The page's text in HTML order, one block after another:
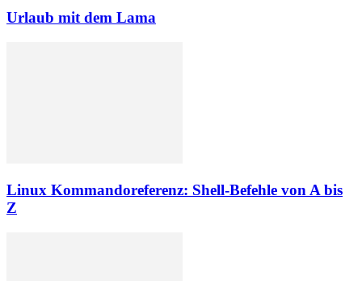
Urlaub mit dem Lama
Linux Kommandoreferenz: Shell-Befehle von A bis
Z